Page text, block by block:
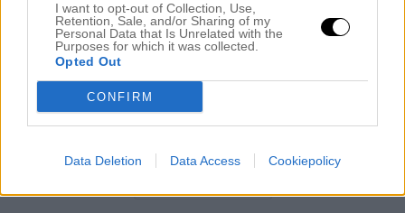
I want to opt-out of Collection, Use,
Retention, Sale, and/or Sharing of my
Personal Data that Is Unrelated with the
Purposes for which it was collected.
Opted Out
CONFIRM
Data Deletion Data Access Cookiepolicy
Webbplats
Meddela mig om nya kommentarer via e-post.